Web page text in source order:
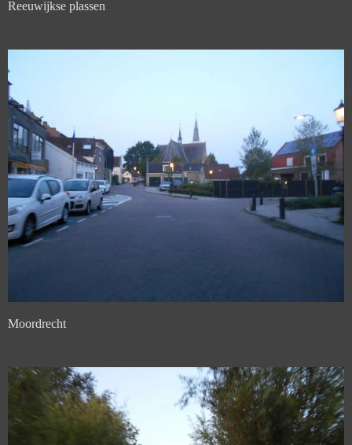
Reeuwijkse plassen
Moordrecht